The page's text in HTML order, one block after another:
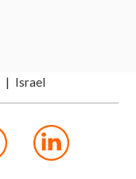
Israel